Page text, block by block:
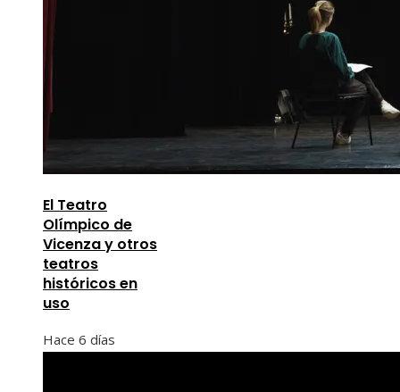
El Teatro
Olímpico de
Vicenza y otros
teatros
históricos en
uso
Hace 6 días